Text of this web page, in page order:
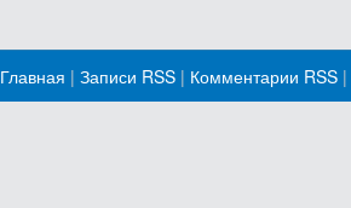
Главная | Записи RSS | Комментарии RSS |